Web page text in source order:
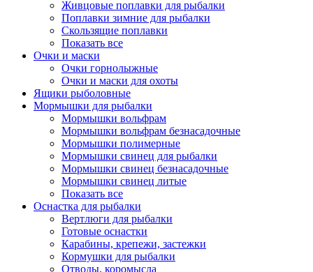
Живцовые поплавки для рыбалки
Поплавки зимние для рыбалки
Скользящие поплавки
Показать все
Очки и маски
Очки горнолыжные
Очки и маски для охоты
Ящики рыболовные
Мормышки для рыбалки
Мормышки вольфрам
Мормышки вольфрам безнасадочные
Мормышки полимерные
Мормышки свинец для рыбалки
Мормышки свинец безнасадочные
Мормышки свинец литые
Показать все
Оснастка для рыбалки
Вертлюги для рыбалки
Готовые оснастки
Карабины, крепежи, застежки
Кормушки для рыбалки
Отводы, коромысла